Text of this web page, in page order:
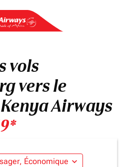
vols
vers le
Airways
Économique expand_more